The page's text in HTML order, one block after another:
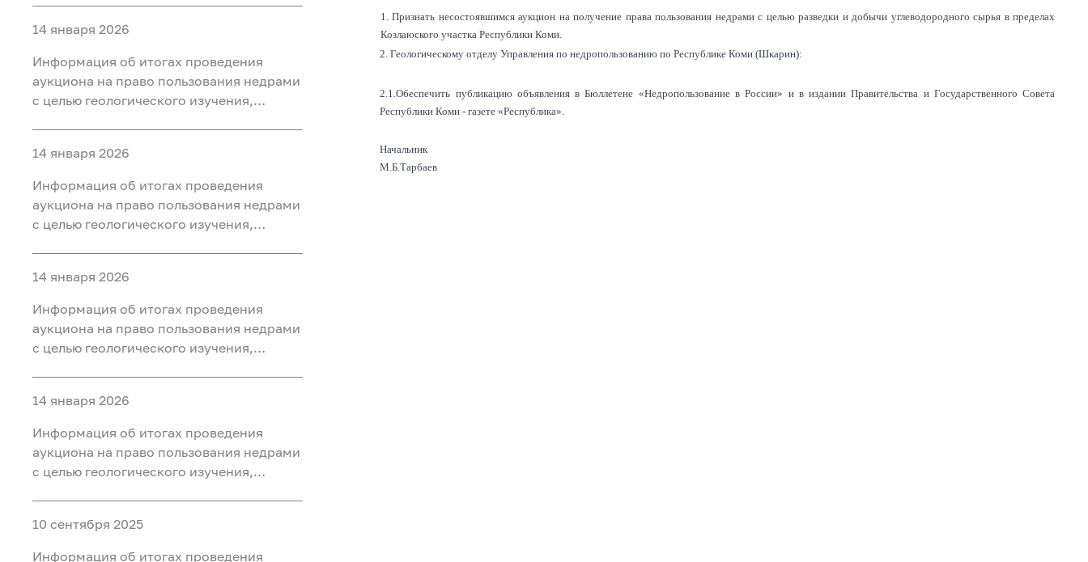
«Юильский 5», расположенного на
территории Белоярского района Ханты-
Мансийского автономного округа - Югры
14 января 2026
Информация об итогах проведения
аукциона на право пользования недрами
с целью геологического изучения,
участке недр «Радомский»,
расположенного на территории
Октябрьского района Ханты-
Мансийского автономного округа - Югры
14 января 2026
Информация об итогах проведения
аукциона на право пользования недрами
с целью геологического изучения,
«Сергинский 9», расположенного на
территории Белоярского района Ханты-
Мансийского автономного округа - Югры
14 января 2026
Информация об итогах проведения
аукциона на право пользования недрами
с целью геологического изучения,
«Западно-Нятлонгский»,
расположенного на территории
Сургутского района Ханты-Мансийского
автономного округа - Югры
14 января 2026
Информация об итогах проведения
аукциона на право пользования недрами
с целью геологического изучения,
«Восточно-Камский», расположенного
на территории Ханты-Мансийского
10 сентября 2025
Информация об итогах проведения
1. Признать несостоявшимся аукцион на получение права пользования недрами с целью разведки и добычи углеводородного сырья в пределах
Козлаюского участка Республики Коми.
2. Геологическому отделу Управления по недропользованию по Республике Коми (Шкарин):
2.1.Обеспечить публикацию объявления в Бюллетене «Недропользование в России» и в издании Правительства и Государственного Совета
Республики Коми - газете «Республика».
Начальник
М.Б.Тарбаев